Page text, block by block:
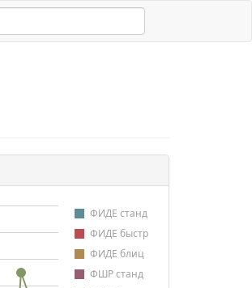
ФИДЕ станд
ФИДЕ быстр
ФИДЕ блиц
ФШР станд